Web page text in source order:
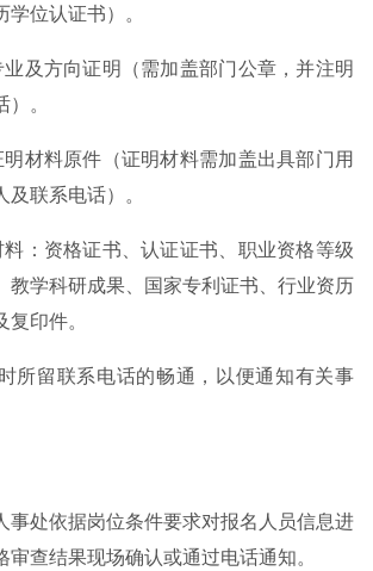
位认证书）。
业及方向证明（需加盖部门公章，并注明
。
明材料原件（证明材料需加盖出具部门用
联系电话）。
料：资格证书、认证证书、职业资格等级
教学科研成果、国家专利证书、行业资历
印件。
所留联系电话的畅通，以便通知有关事
事处依据岗位条件要求对报名人员信息进
审查结果现场确认或通过电话通知。